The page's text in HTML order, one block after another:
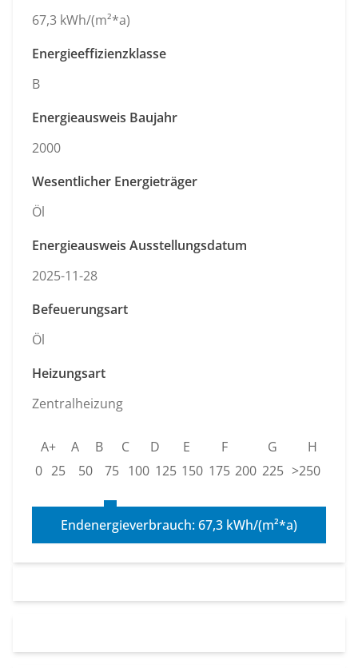
67,3 kWh/(m²*a)
Energieeffizienzklasse
B
Energieausweis Baujahr
2000
Wesentlicher Energieträger
Öl
Energieausweis Ausstellungsdatum
2025-11-28
Befeuerungsart
Öl
Heizungsart
Zentralheizung
A+ A B C D E F G
H
0 25 50 75 100 125 150 175 200 225 >250
Endenergieverbrauch: 67,3 kWh/(m²*a)